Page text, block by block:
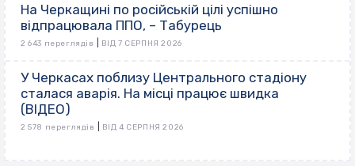
На Черкащині по російській цілі успішно
відпрацювала ППО, – Табурець
2 643 переглядів ВІД 7 СЕРПНЯ 2026
У Черкасах поблизу Центрального стадіону
сталася аварія. На місці працює швидка
(ВІДЕО)
2 578 переглядів ВІД 4 СЕРПНЯ 2026